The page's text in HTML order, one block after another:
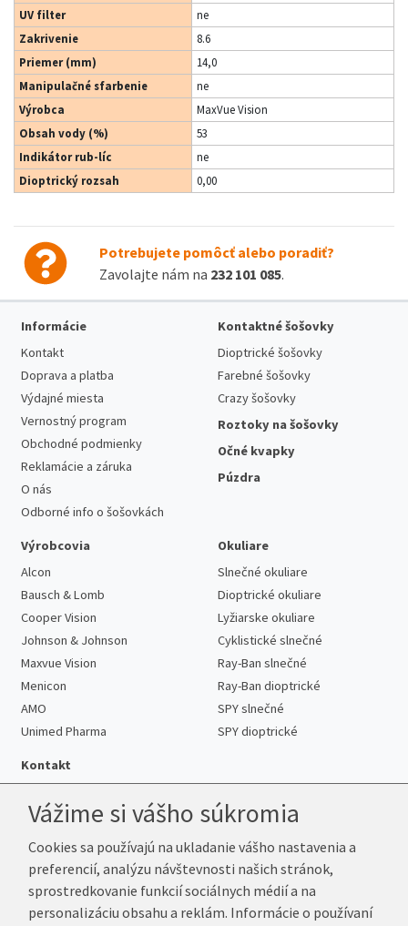
UV filter
ne
Zakrivenie
8.6
Priemer (mm)
14,0
Manipulačné sfarbenie
ne
Výrobca
MaxVue Vision
Obsah vody (%)
53
Indikátor rub-líc
ne
Dioptrický rozsah
0,00
Potrebujete pomôcť alebo poradiť?
Zavolajte nám na 232 101 085.
Informácie
Kontakt
Doprava a platba
Výdajné miesta
Vernostný program
Obchodné podmienky
Reklamácie a záruka
O nás
Odborné info o šošovkách
Kontaktné šošovky
Dioptrické šošovky
Farebné šošovky
Crazy šošovky
Roztoky na šošovky
Očné kvapky
Púzdra
Výrobcovia
Alcon
Bausch & Lomb
Cooper Vision
Johnson & Johnson
Maxvue Vision
Menicon
AMO
Unimed Pharma
Okuliare
Slnečné okuliare
Dioptrické okuliare
Lyžiarske okuliare
Cyklistické slnečné
Ray-Ban slnečné
Ray-Ban dioptrické
SPY slnečné
SPY dioptrické
Kontakt
Telefón:+421 222 205 863
E-mail:info@k-sosovky.sk
Reklamačná adresa
Vážime si vášho súkromia
Cookies sa používajú na ukladanie vášho nastavenia a
preferencií, analýzu návštevnosti našich stránok,
sprostredkovanie funkcií sociálnych médií a na
personalizáciu obsahu a reklám. Informácie o používaní